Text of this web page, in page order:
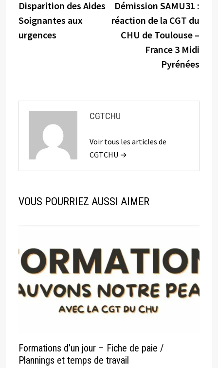
de
l’article
précédente :
Disparition des Aides
Soignantes aux
urgences
Démission SAMU31 :
réaction de la CGT du
CHU de Toulouse –
France 3 Midi
Pyrénées
CGTCHU
Voir tous les articles de
CGTCHU →
VOUS POURRIEZ AUSSI AIMER
Formations d’un jour – Fiche de paie /
Plannings et temps de travail